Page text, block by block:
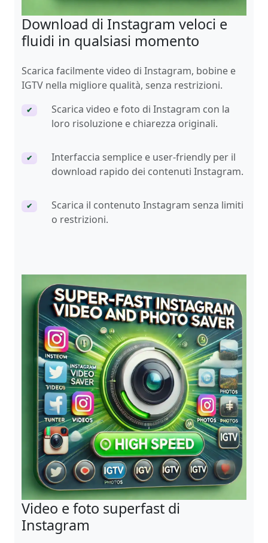
Download di Instagram veloci e
fluidi in qualsiasi momento
Scarica facilmente video di Instagram, bobine e
IGTV nella migliore qualità, senza restrizioni.
✔
Scarica video e foto di Instagram con la
loro risoluzione e chiarezza originali.
✔
Interfaccia semplice e user-friendly per il
download rapido dei contenuti Instagram.
✔
Scarica il contenuto Instagram senza limiti
o restrizioni.
Video e foto superfast di
Instagram